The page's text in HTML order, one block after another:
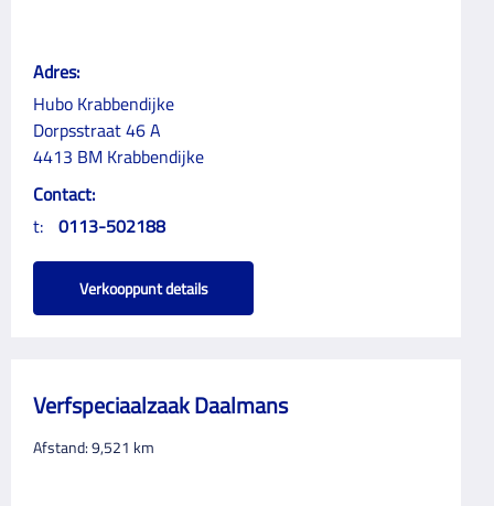
Adres:
Hubo Krabbendijke
Dorpsstraat 46 A
4413 BM Krabbendijke
Contact:
t: 0113-502188
Verkooppunt details
Verfspeciaalzaak Daalmans
Afstand:9,521 km